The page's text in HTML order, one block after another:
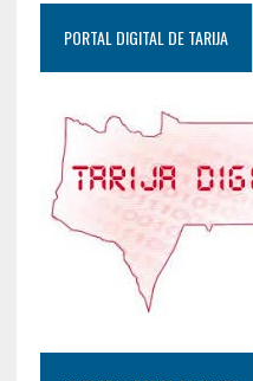
PORTAL DIGITAL DE TARIJA